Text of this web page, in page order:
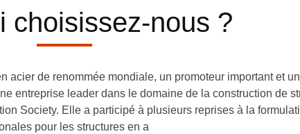
choisissez-nous ?
de renommée mondiale, un promoteur important et
entreprise leader dans le domaine de la construction de
Society. Elle a participé à plusieurs reprises à la
pour les structures en a